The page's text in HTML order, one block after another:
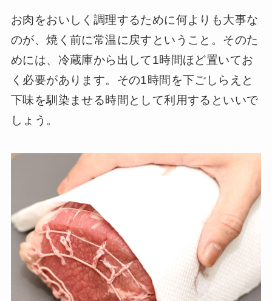
お肉をおいしく調理するために何よりも大事な
のが、焼く前に常温に戻すということ。そのた
めには、冷蔵庫から出して1時間ほど置いてお
く必要があります。その1時間を下ごしらえと
下味を馴染ませる時間として利用するといいで
しょう。